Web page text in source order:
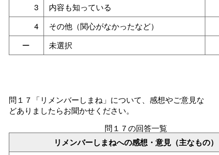
3
内容も知っている
4
その他（関心がなかったなど）
ー
未選択
問１７「リメンバーしまね」について、感想やご意見な
どありましたらお聞かせください。
問１７の回答一覧
リメンバーしまねへの感想・意見（主なもの）